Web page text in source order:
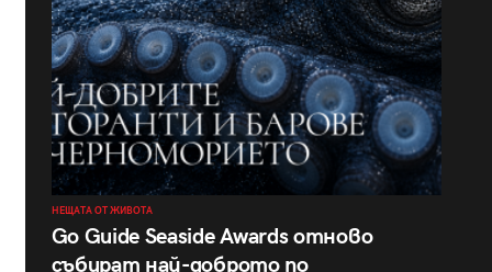
НЕЩАТА ОТ ЖИВОТА
Go Guide Seaside Awards отново
събират най-доброто по